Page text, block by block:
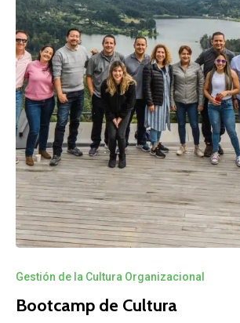
Gestión de la Cultura Organizacional
Bootcamp de Cultura